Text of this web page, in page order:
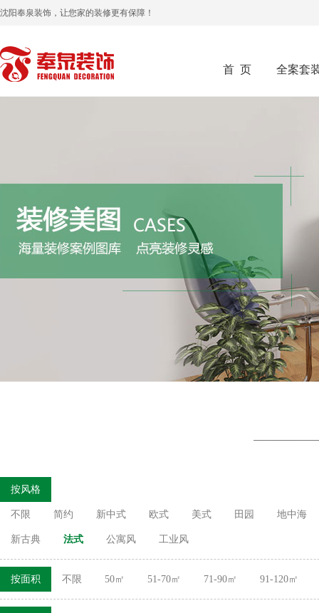
沈阳奉泉装饰，让您家的装修更有保障！
首 页 全案套
按风格
不限 简约 新中式 欧式 美式 田园 地中海
新古典 法式 公寓风 工业风
按面积 不限 50㎡ 51-70㎡ 71-90㎡ 91-120㎡